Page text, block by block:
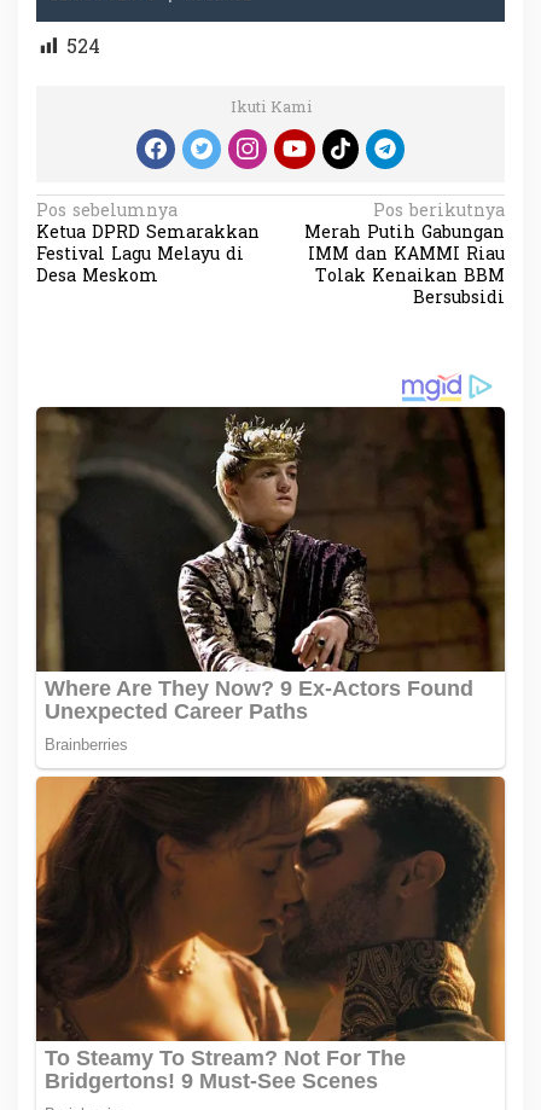
524
Ikuti Kami
N
a
v
s
i
p
o
Pos sebelumnya
Ketua DPRD Semarakkan
Festival Lagu Melayu di
Desa Meskom
Pos berikutnya
Merah Putih Gabungan
IMM dan KAMMI Riau
Tolak Kenaikan BBM
Bersubsidi